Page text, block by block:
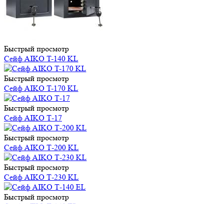
Быстрый просмотр
Сейф AIKO T-140 KL
Быстрый просмотр
Сейф AIKO T-170 KL
Быстрый просмотр
Сейф AIKO Т-17
Быстрый просмотр
Сейф AIKO Т-200 KL
Быстрый просмотр
Сейф AIKO Т-230 KL
Быстрый просмотр